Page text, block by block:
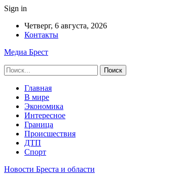
Sign in
Четверг, 6 августа, 2026
Контакты
Медиа Брест
Главная
В мире
Экономика
Интересное
Граница
Происшествия
ДТП
Спорт
Новости Бреста и области